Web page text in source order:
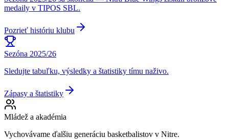
medaily v TIPOS SBL.
Pozrieť históriu klubu
Sezóna 2025/26
Sledujte tabuľku, výsledky a štatistiky tímu naživo.
Zápasy a štatistiky
Mládež a akadémia
Vychovávame ďalšiu generáciu basketbalistov v Nitre.